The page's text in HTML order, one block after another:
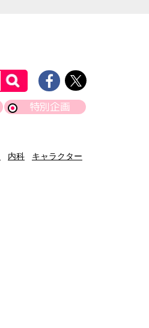
特別企画
内科
キャラクター